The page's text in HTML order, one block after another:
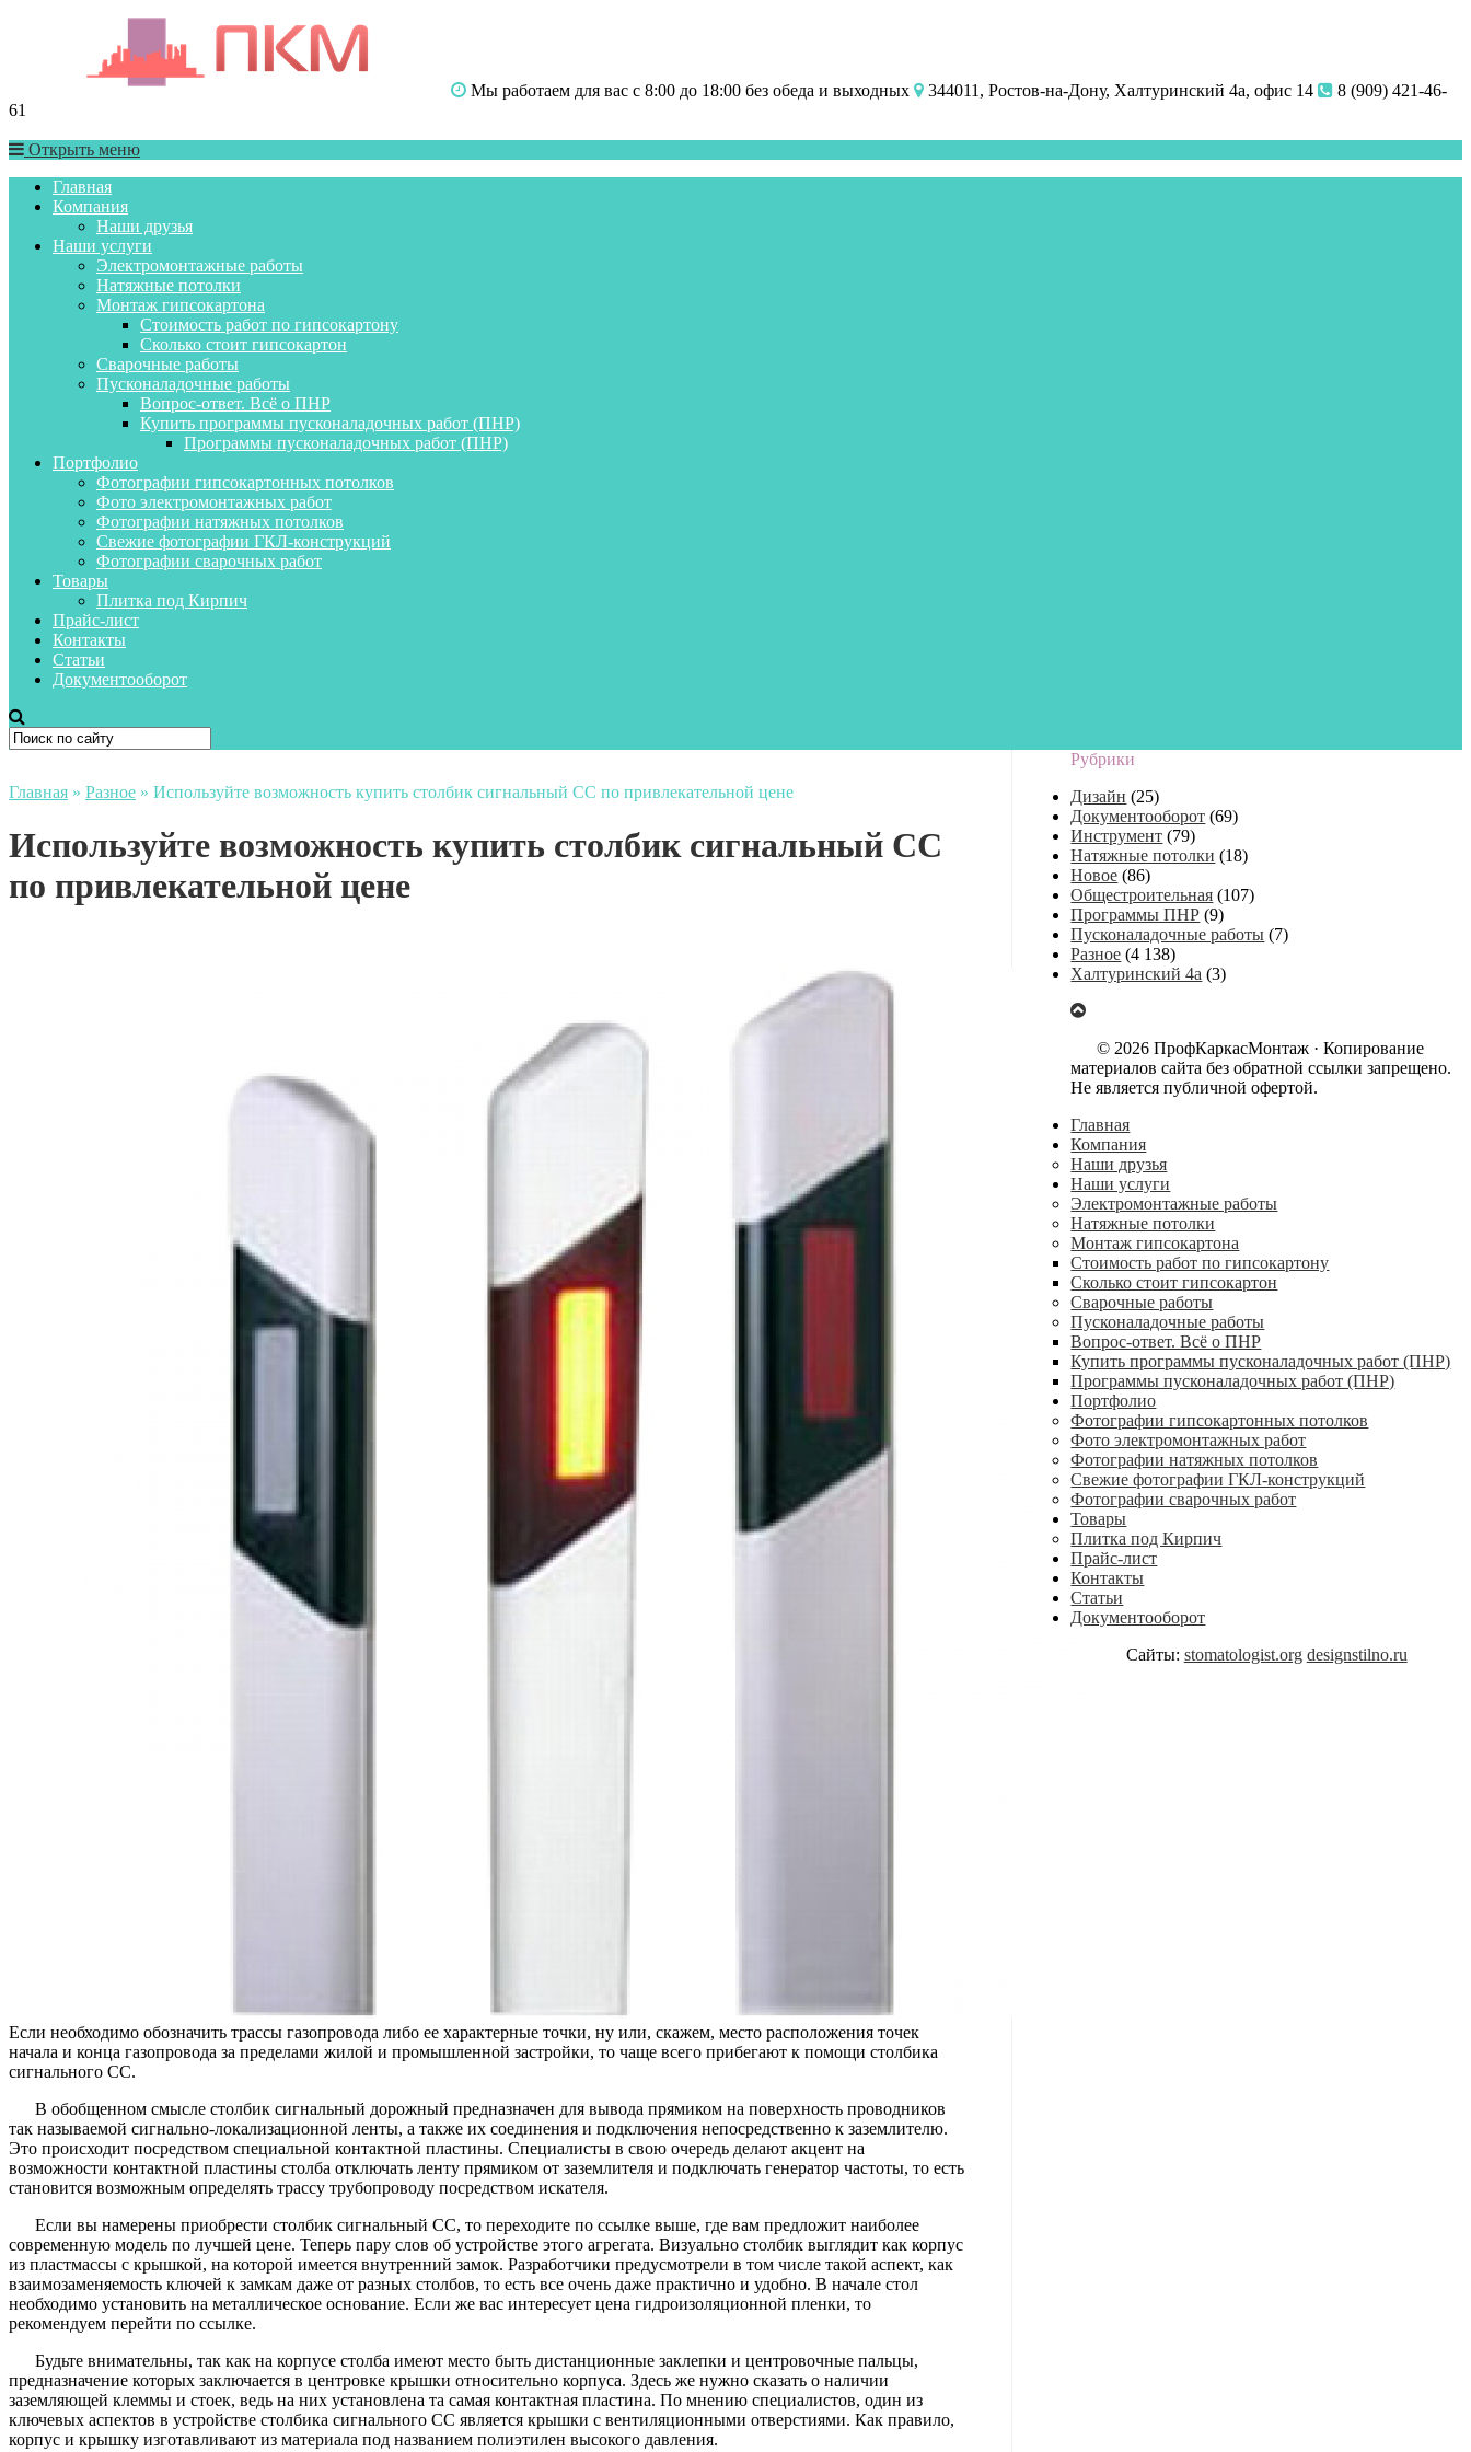
Мы работаем для вас с 8:00 до 18:00 без обеда и выходных 344011, Ростов-на-Дону, Халтуринский 4а, офис 14
8 (909) 421-46-
61
Открыть меню
Главная
Компания
Наши друзья
Наши услуги
Электромонтажные работы
Натяжные потолки
Монтаж гипсокартона
Стоимость работ по гипсокартону
Сколько стоит гипсокартон
Сварочные работы
Пусконаладочные работы
Вопрос-ответ. Всё о ПНР
Купить программы пусконаладочных работ (ПНР)
Программы пусконаладочных работ (ПНР)
Портфолио
Фотографии гипсокартонных потолков
Фото электромонтажных работ
Фотографии натяжных потолков
Свежие фотографии ГКЛ-конструкций
Фотографии сварочных работ
Товары
Плитка под Кирпич
Прайс-лист
Контакты
Статьи
Документооборот
Главная » Разное » Используйте возможность купить столбик сигнальный СС по привлекательной цене
Используйте возможность купить столбик сигнальный СС
по привлекательной цене
Если необходимо обозначить трассы газопровода либо ее характерные точки, ну или, скажем, место расположения точек
начала и конца газопровода за пределами жилой и промышленной застройки, то чаще всего прибегают к помощи столбика
сигнального СС.
В обобщенном смысле столбик сигнальный дорожный предназначен для вывода прямиком на поверхность проводников
так называемой сигнально-локализационной ленты, а также их соединения и подключения непосредственно к заземлителю.
Это происходит посредством специальной контактной пластины. Специалисты в свою очередь делают акцент на
возможности контактной пластины столба отключать ленту прямиком от заземлителя и подключать генератор частоты, то есть
становится возможным определять трассу трубопроводу посредством искателя.
Если вы намерены приобрести столбик сигнальный СС, то переходите по ссылке выше, где вам предложит наиболее
современную модель по лучшей цене. Теперь пару слов об устройстве этого агрегата. Визуально столбик выглядит как корпус
из пластмассы с крышкой, на которой имеется внутренний замок. Разработчики предусмотрели в том числе такой аспект, как
взаимозаменяемость ключей к замкам даже от разных столбов, то есть все очень даже практично и удобно. В начале стол
необходимо установить на металлическое основание. Если же вас интересует цена гидроизоляционной пленки, то
рекомендуем перейти по ссылке.
Будьте внимательны, так как на корпусе столба имеют место быть дистанционные заклепки и центровочные пальцы,
предназначение которых заключается в центровке крышки относительно корпуса. Здесь же нужно сказать о наличии
заземляющей клеммы и стоек, ведь на них установлена та самая контактная пластина. По мнению специалистов, один из
ключевых аспектов в устройстве столбика сигнального СС является крышки с вентиляционными отверстиями. Как правило,
корпус и крышку изготавливают из материала под названием полиэтилен высокого давления.
Рубрики
Дизайн (25)
Документооборот (69)
Инструмент (79)
Натяжные потолки (18)
Новое (86)
Общестроительная (107)
Программы ПНР (9)
Пусконаладочные работы (7)
Разное (4 138)
Халтуринский 4а (3)
© 2026 ПрофКаркасМонтаж · Копирование
материалов сайта без обратной ссылки запрещено.
Не является публичной офертой.
Главная
Компания
Наши друзья
Наши услуги
Электромонтажные работы
Натяжные потолки
Монтаж гипсокартона
Стоимость работ по гипсокартону
Сколько стоит гипсокартон
Сварочные работы
Пусконаладочные работы
Вопрос-ответ. Всё о ПНР
Купить программы пусконаладочных работ (ПНР)
Программы пусконаладочных работ (ПНР)
Портфолио
Фотографии гипсокартонных потолков
Фото электромонтажных работ
Фотографии натяжных потолков
Свежие фотографии ГКЛ-конструкций
Фотографии сварочных работ
Товары
Плитка под Кирпич
Прайс-лист
Контакты
Статьи
Документооборот
Сайты: stomatologist.org designstilno.ru